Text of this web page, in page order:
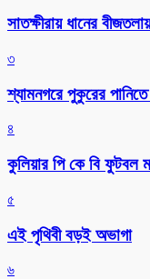
সাতক্ষীরায় ধানের
৩
শ্যামনগরে পুকুরের
৪
কুলিয়ার পি কে বি ফুটবল
৫
এই পৃথিবী বড়ই অভাগা
৬